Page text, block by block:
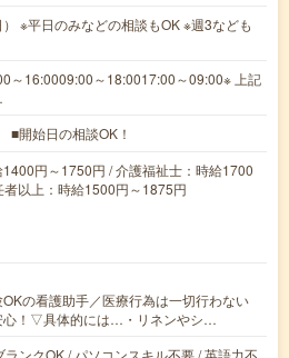
※平日のみなどの相談もOK ※週3なども
～16:0009:00～18:0017:00～09:00※ 上記
開始日の相談OK！
円～1750円 / 介護福祉士：時給1700
者以上：時給1500円～1875円
の看護助手／医療行為は一切行わない
心！▽具体的には…・リネンやシ…